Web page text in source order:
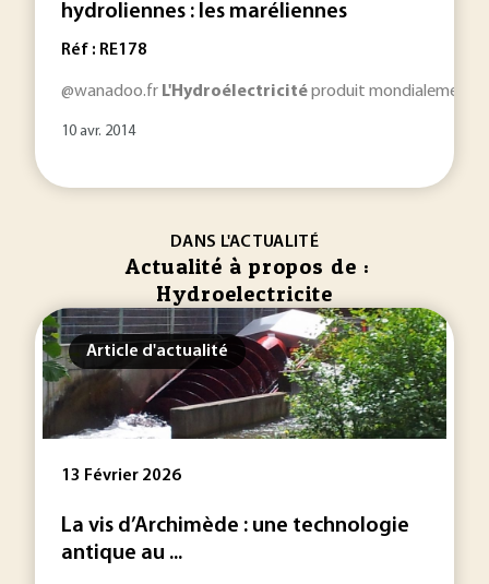
hydroliennes : les maréliennes
Réf : RE178
@wanadoo.fr L'Hydroélectricitéproduit mondialement 3
10 avr. 2014
DANS L'ACTUALITÉ
Actualité à propos de :
Hydroelectricite
Article d'actualité
13 Février 2026
La vis d’Archimède : une technologie
antique au ...